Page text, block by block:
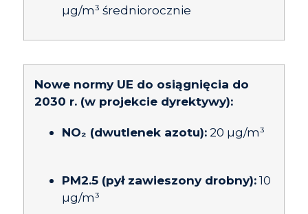
µg/m³ średniorocznie
Nowe normy UE do osiągnięcia do
2030 r. (w projekcie dyrektywy):
NO₂ (dwutlenek azotu):20 µg/m³
PM2.5 (pył zawieszony drobny):10
µg/m³